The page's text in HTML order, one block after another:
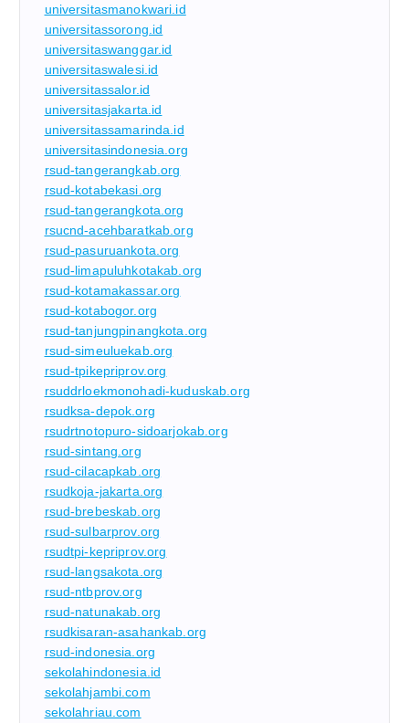
universitasmanokwari.id
universitassorong.id
universitaswanggar.id
universitaswalesi.id
universitassalor.id
universitasjakarta.id
universitassamarinda.id
universitasindonesia.org
rsud-tangerangkab.org
rsud-kotabekasi.org
rsud-tangerangkota.org
rsucnd-acehbaratkab.org
rsud-pasuruankota.org
rsud-limapuluhkotakab.org
rsud-kotamakassar.org
rsud-kotabogor.org
rsud-tanjungpinangkota.org
rsud-simeuluekab.org
rsud-tpikepriprov.org
rsuddrloekmonohadi-kuduskab.org
rsudksa-depok.org
rsudrtnotopuro-sidoarjokab.org
rsud-sintang.org
rsud-cilacapkab.org
rsudkoja-jakarta.org
rsud-brebeskab.org
rsud-sulbarprov.org
rsudtpi-kepriprov.org
rsud-langsakota.org
rsud-ntbprov.org
rsud-natunakab.org
rsudkisaran-asahankab.org
rsud-indonesia.org
sekolahindonesia.id
sekolahjambi.com
sekolahriau.com